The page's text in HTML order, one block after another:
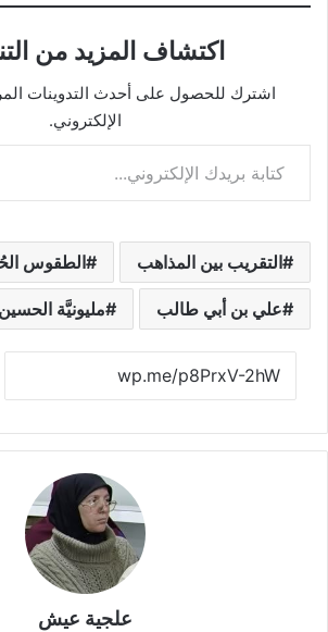
اكتشاف المزيد من
اشترك للحصول على أحدث التدوينات
الإلكتروني.
كتابة بريدك الإلكتروني...
التقريب بين المذاهب الطقوس
علي بن أبي طالب مليونيَّة الحسين
علجية عيش